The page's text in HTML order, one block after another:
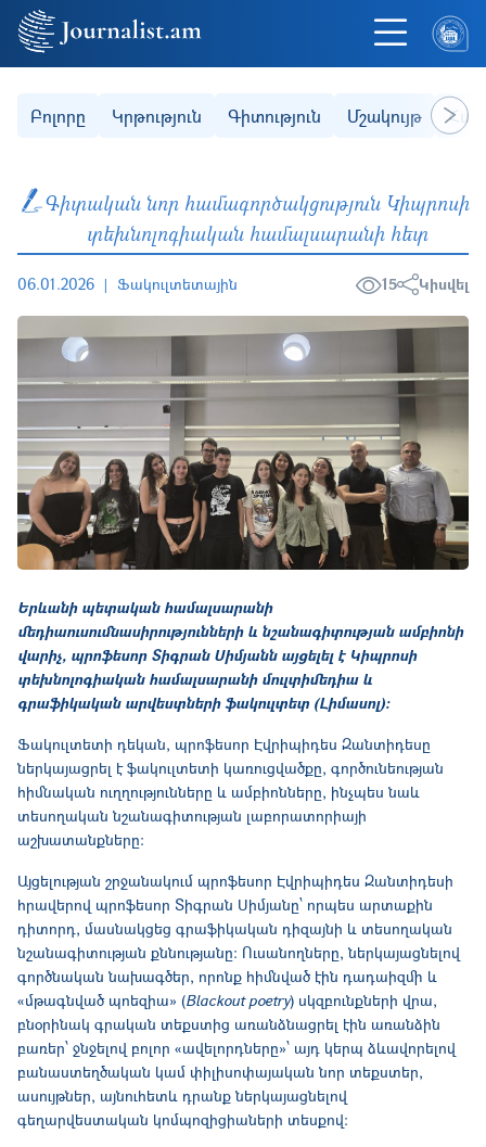
Բոլորը Կրթություն Գիտություն Մշակույթ Next
Գիտական նոր համագործակցություն Կիպրոսի
տեխնոլոգիական համալսարանի հետ
06.01.2026 Ֆակուլտետային 15 Կիսվել
Երևանի պետական համալսարանի
մեդիաուսումնասիրությունների և նշանագիտության ամբիոնի
վարիչ, պրոֆեսոր Տիգրան Սիմյանն այցելել է Կիպրոսի
տեխնոլոգիական համալսարանի մուլտիմեդիա և
գրաֆիկական արվեստների ֆակուլտետ (Լիմասոլ)։
Ֆակուլտետի դեկան, պրոֆեսոր Էվրիպիդես Զանտիդեսը
ներկայացրել է ֆակուլտետի կառուցվածքը, գործունեության
հիմնական ուղղությունները և ամբիոնները, ինչպես նաև
տեսողական նշանագիտության լաբորատորիայի
աշխատանքները:
Այցելության շրջանակում պրոֆեսոր Էվրիպիդես Զանտիդեսի
հրավերով պրոֆեսոր Տիգրան Սիմյանը՝ որպես արտաքին
դիտորդ, մասնակցեց գրաֆիկական դիզայնի և տեսողական
նշանագիտության քննությանը: Ուսանողները, ներկայացնելով
գործնական նախագծեր, որոնք հիմնված էին դադաիզմի և
«մթագնված պոեզիա» (Blackout poetry) սկզբունքների վրա,
բնօրինակ գրական տեքստից առանձնացրել էին առանձին
բառեր՝ ջնջելով բոլոր «ավելորդները»՝ այդ կերպ ձևավորելով
բանաստեղծական կամ փիլիսոփայական նոր տեքստեր,
ասույթներ, այնուհետև դրանք ներկայացնելով
գեղարվեստական կոմպոզիցիաների տեսքով: